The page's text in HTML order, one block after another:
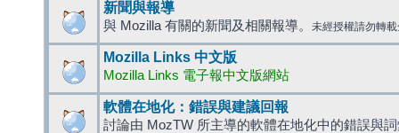
新聞與報導
與 Mozilla 有關的新聞及相關報導。 未經授權請勿轉
Mozilla Links 中文版
Mozilla Links 電子報中文版網站
軟體在地化：錯誤與建議回報
討論由 MozTW 所主導的軟體在地化中的錯誤與